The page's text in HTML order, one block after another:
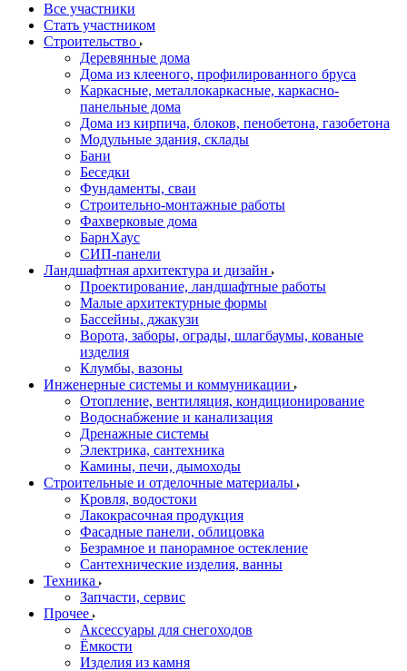
Все участники
Стать участником
Строительство
Деревянные дома
Дома из клееного, профилированного бруса
Каркасные, металлокаркасные, каркасно-
панельные дома
Дома из кирпича, блоков, пенобетона, газобетона
Модульные здания, склады
Бани
Беседки
Фундаменты, сваи
Строительно-монтажные работы
Фахверковые дома
БарнХаус
СИП-панели
Ландшафтная архитектура и дизайн
Проектирование, ландшафтные работы
Малые архитектурные формы
Бассейны, джакузи
Ворота, заборы, ограды, шлагбаумы, кованые
изделия
Клумбы, вазоны
Инженерные системы и коммуникации
Отопление, вентиляция, кондиционирование
Водоснабжение и канализация
Дренажные системы
Электрика, сантехника
Камины, печи, дымоходы
Строительные и отделочные материалы
Кровля, водостоки
Лакокрасочная продукция
Фасадные панели, облицовка
Безрамное и панорамное остекление
Сантехнические изделия, ванны
Техника
Запчасти, сервис
Прочее
Аксессуары для снегоходов
Ёмкости
Изделия из камня